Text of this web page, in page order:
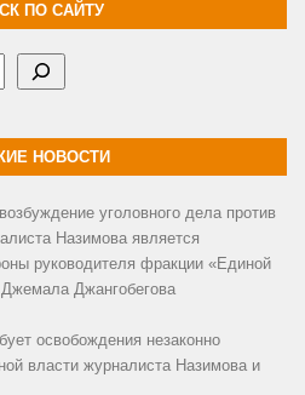
ПО САЙТУ
НОВОСТИ
уголовного дела против
Назимова является
руководителя фракции «Единой
Джангобегова
освобождения незаконно
власти журналиста Назимова и